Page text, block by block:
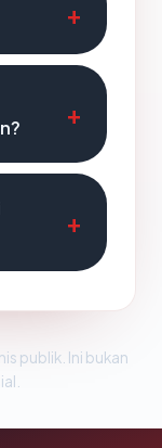
publik. Ini bukan